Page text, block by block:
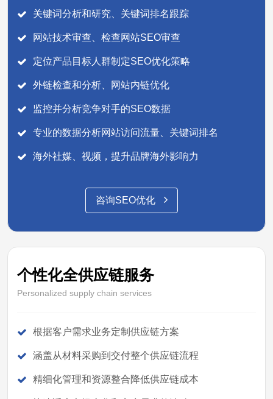
关键词分析和研究、关键词排名跟踪
网站技术审查、检查网站SEO审查
定位产品目标人群制定SEO优化策略
外链检查和分析、网站内链优化
监控并分析竞争对手的SEO数据
专业的数据分析网站访问流量、关键词排名
海外社媒、视频，提升品牌海外影响力
咨询SEO优化
个性化全供应链服务
Personalized supply chain services
根据客户需求业务定制供应链方案
涵盖从材料采购到交付整个供应链流程
精细化管理和资源整合降低供应链成本